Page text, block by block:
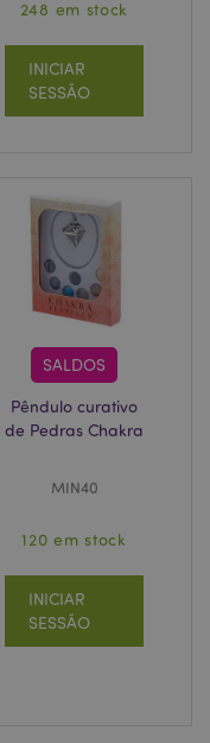
248 em stock
INICIAR
SESSÃO
SALDOS
Pêndulo curativo
de Pedras Chakra
MIN40
120 em stock
INICIAR
SESSÃO